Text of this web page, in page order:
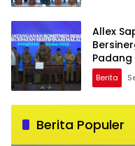
Allex
Padang
Berita
Berita Populer